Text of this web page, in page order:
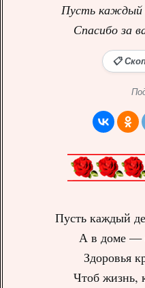
Пусть каждый
Спасибо за
📋
Пусть каждый
А в доме —
Здоровья
Чтоб жизнь,